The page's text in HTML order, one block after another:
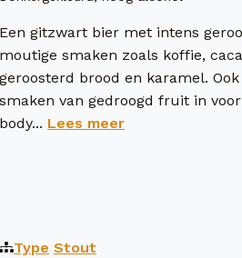
Een gitzwart bier met intens
moutige smaken zoals koffie,
geroosterd brood en karamel.
smaken van gedroogd fruit in
body... Lees meer
Type Stout